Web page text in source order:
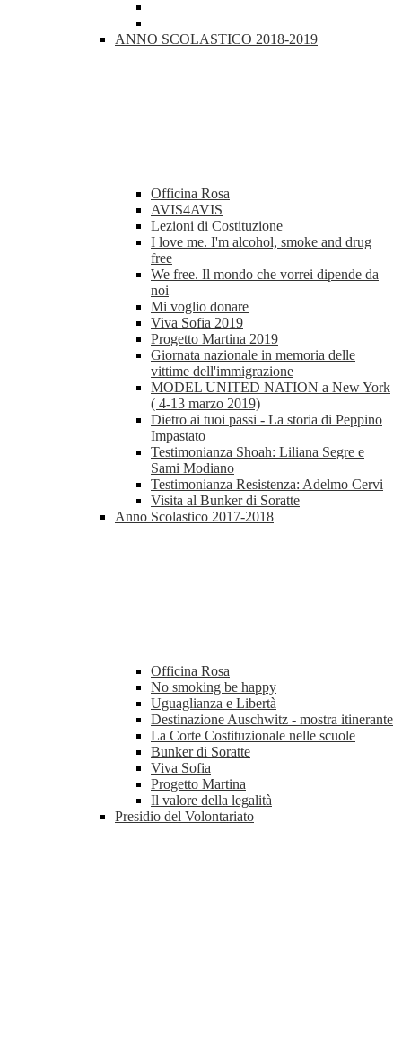
ANNO SCOLASTICO 2018-2019
Officina Rosa
AVIS4AVIS
Lezioni di Costituzione
I love me. I'm alcohol, smoke and drug
free
We free. Il mondo che vorrei dipende da
noi
Mi voglio donare
Viva Sofia 2019
Progetto Martina 2019
Giornata nazionale in memoria delle
vittime dell'immigrazione
MODEL UNITED NATION a New York
( 4-13 marzo 2019)
Dietro ai tuoi passi - La storia di Peppino
Impastato
Testimonianza Shoah: Liliana Segre e
Sami Modiano
Testimonianza Resistenza: Adelmo Cervi
Visita al Bunker di Soratte
Anno Scolastico 2017-2018
Officina Rosa
No smoking be happy
Uguaglianza e Libertà
Destinazione Auschwitz - mostra itinerante
La Corte Costituzionale nelle scuole
Bunker di Soratte
Viva Sofia
Progetto Martina
Il valore della legalità
Presidio del Volontariato